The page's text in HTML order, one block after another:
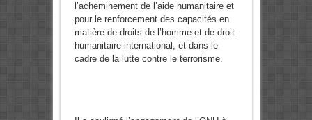
l’acheminement de l’aide humanitaire et
pour le renforcement des capacités en
matière de droits de l’homme et de droit
humanitaire international, et dans le
cadre de la lutte contre le terrorisme.